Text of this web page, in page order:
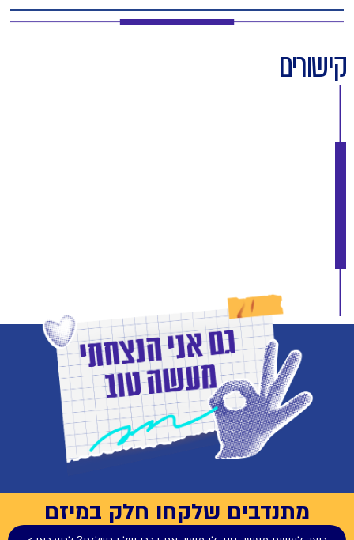
קישורים
מתנדבים שלקחו חלק במיזם